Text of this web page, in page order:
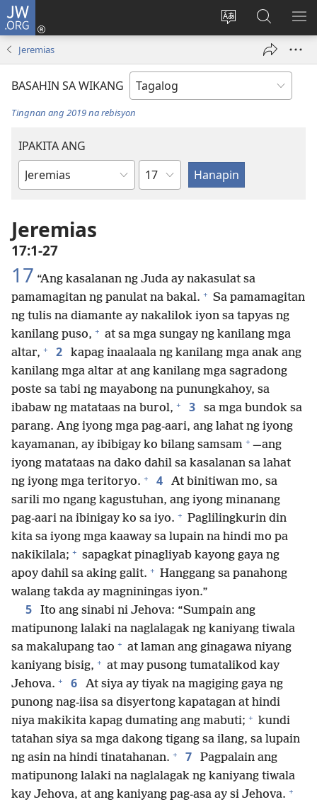
JW.ORG
Baguhin
ng
Mag-
log
bubukas
sa
JW.ORG
Jeremias
BASAHIN SA WIKANG
Tingnan ang 2019 na rebisyon
IPAKITA ANG
Aklat
Kabanata
Jeremias
17:1-27
17 “Ang kasalanan ng Juda ay nakasulat sa
pamamagitan ng panulat na bakal. + Sa pamamagitan
ng tulis na diamante ay nakalilok iyon sa tapyas ng
kanilang puso, + at sa mga sungay ng kanilang mga
altar, + 2
kapag inaalaala ng kanilang mga anak ang
kanilang mga altar at ang kanilang mga sagradong
poste sa tabi ng mayabong na punungkahoy, sa
ibabaw ng matataas na burol, + 3
sa mga bundok sa
parang. Ang iyong mga pag-aari, ang lahat ng iyong
kayamanan, ay ibibigay ko bilang samsam + —ang
iyong matataas na dako dahil sa kasalanan sa lahat
ng iyong mga teritoryo. + 4
At binitiwan mo, sa
sarili mo ngang kagustuhan, ang iyong minanang
pag-aari na ibinigay ko sa iyo. + Paglilingkurin din
kita sa iyong mga kaaway sa lupain na hindi mo pa
nakikilala; + sapagkat pinagliyab kayong gaya ng
apoy dahil sa aking galit. + Hanggang sa panahong
walang takda ay magniningas iyon.”
5
Ito ang sinabi ni Jehova: “Sumpain ang
matipunong lalaki na naglalagak ng kaniyang tiwala
sa makalupang tao + at laman ang ginagawa niyang
kaniyang bisig, + at may pusong tumatalikod kay
Jehova. + 6
At siya ay tiyak na magiging gaya ng
punong nag-iisa sa disyertong kapatagan at hindi
niya makikita kapag dumating ang mabuti; + kundi
tatahan siya sa mga dakong tigang sa ilang, sa lupain
ng asin na hindi tinatahanan. + 7
Pagpalain ang
matipunong lalaki na naglalagak ng kaniyang tiwala
kay Jehova, at ang kaniyang pag-asa ay si Jehova. +